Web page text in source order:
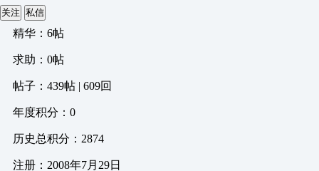
关注 私信
精华：6帖
求助：0帖
帖子：439帖 | 609回
年度积分：0
历史总积分：2874
注册：2008年7月29日